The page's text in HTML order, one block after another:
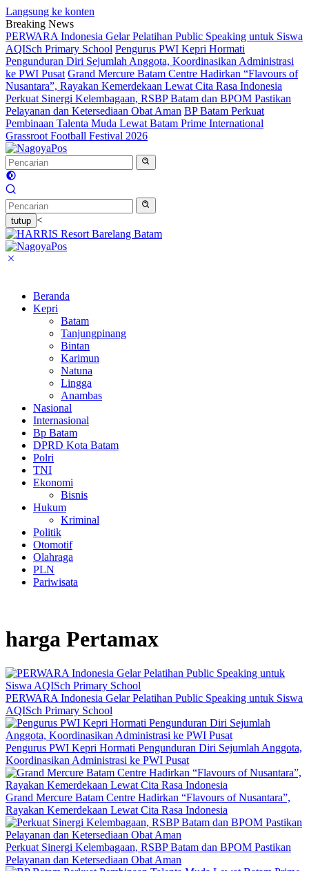
Langsung ke konten
Breaking News
PERWARA Indonesia Gelar Pelatihan Public Speaking untuk Siswa
AQISch Primary School Pengurus PWI Kepri Hormati
Pengunduran Diri Sejumlah Anggota, Koordinasikan Administrasi
ke PWI Pusat Grand Mercure Batam Centre Hadirkan “Flavours of
Nusantara”, Rayakan Kemerdekaan Lewat Cita Rasa Indonesia
Perkuat Sinergi Kelembagaan, RSBP Batam dan BPOM Pastikan
Pelayanan dan Ketersediaan Obat Aman BP Batam Perkuat
Pembinaan Talenta Muda Lewat Batam Prime International
Grassroot Football Festival 2026
tutup <
Beranda
Kepri
Batam
Tanjungpinang
Bintan
Karimun
Natuna
Lingga
Anambas
Nasional
Internasional
Bp Batam
DPRD Kota Batam
Polri
TNI
Ekonomi
Bisnis
Hukum
Kriminal
Politik
Otomotif
Olahraga
PLN
Pariwisata
harga Pertamax
PERWARA Indonesia Gelar Pelatihan Public Speaking untuk Siswa
AQISch Primary School
Pengurus PWI Kepri Hormati Pengunduran Diri Sejumlah Anggota,
Koordinasikan Administrasi ke PWI Pusat
Grand Mercure Batam Centre Hadirkan “Flavours of Nusantara”,
Rayakan Kemerdekaan Lewat Cita Rasa Indonesia
Perkuat Sinergi Kelembagaan, RSBP Batam dan BPOM Pastikan
Pelayanan dan Ketersediaan Obat Aman